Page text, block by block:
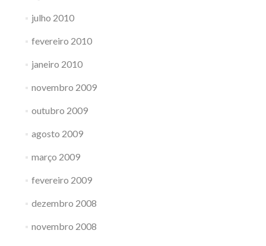
julho 2010
fevereiro 2010
janeiro 2010
novembro 2009
outubro 2009
agosto 2009
março 2009
fevereiro 2009
dezembro 2008
novembro 2008